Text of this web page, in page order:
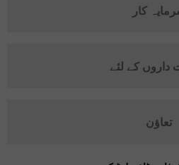
کار
داروں کے لئے
تعاؤن